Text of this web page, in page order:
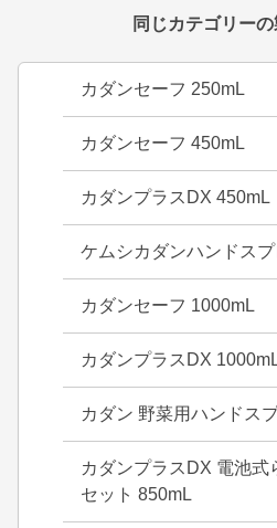
同じカテゴリー
カダンセーフ 250mL
カダンセーフ 450mL
カダンプラスDX 450mL
ケムシカダンハンドス
カダンセーフ 1000mL
カダンプラスDX
カダン 野菜用ハンドス
カダンプラスDX 電池式
セット 850mL